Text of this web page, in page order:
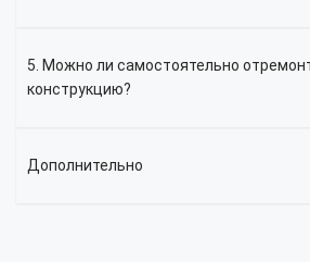
5. Можно ли самостоятельно
конструкцию?
Дополнительно